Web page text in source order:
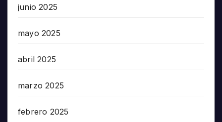
junio 2025
mayo 2025
abril 2025
marzo 2025
febrero 2025